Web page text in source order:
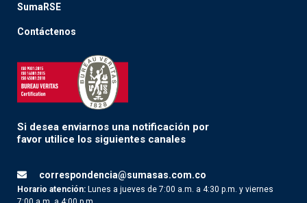
SumaRSE
Contáctenos
Si desea enviarnos una notificación por
favor utilice los siguientes canales
correspondencia@sumasas.com.co
Horario atención: Lunes a jueves de 7:00 a.m. a 4:30 p.m. y viernes